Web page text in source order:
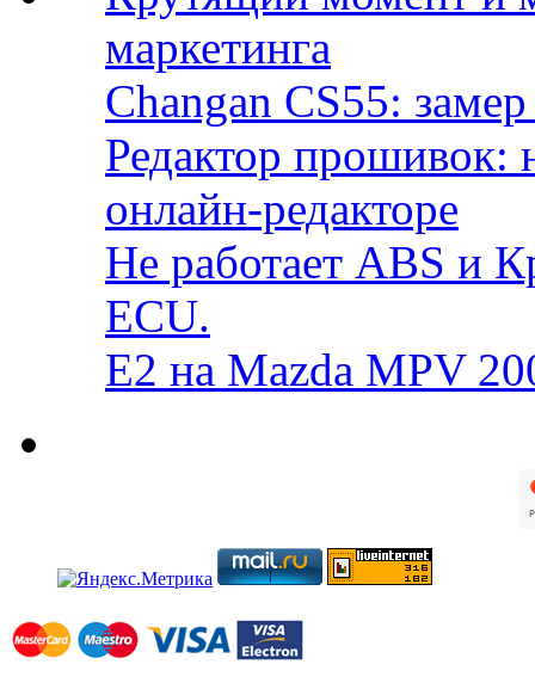
маркетинга
Changan CS55:
Редактор прошивок:
онлайн-редакторе
Не работает ABS и
ECU.
E2 на Mazda MPV